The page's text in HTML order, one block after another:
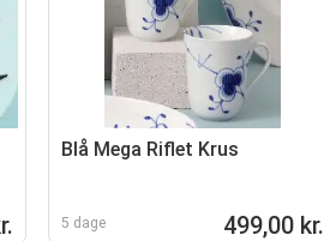
Blå Mega Riflet Krus
5 dage 499,00 kr.